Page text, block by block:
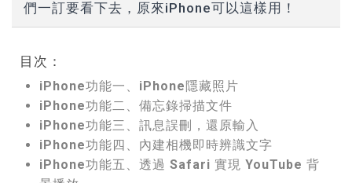
們一訂要看下去，原來iPhone可以這樣用！
目次：
iPhone功能一、iPhone隱藏照片
iPhone功能二、備忘錄掃描文件
iPhone功能三、訊息誤刪，還原輸入
iPhone功能四、內建相機即時辨識文字
iPhone功能五、透過 Safari 實現 YouTube 背